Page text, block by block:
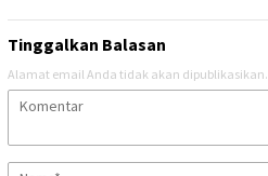
Tinggalkan Balasan
Alamat email Anda tidak akan dipublikasikan.